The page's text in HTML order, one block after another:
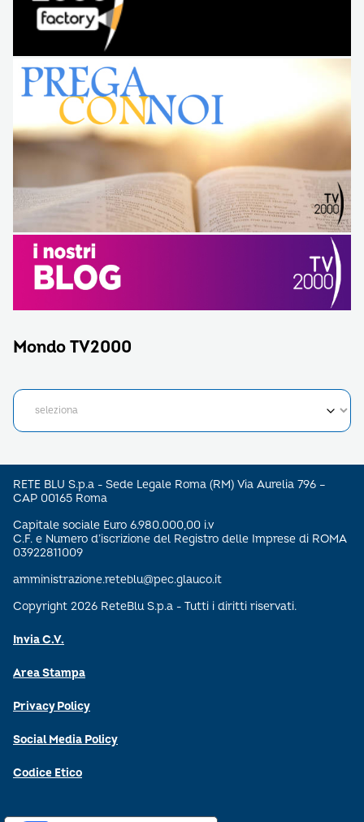
Mondo TV2000
RETE BLU S.p.a - Sede Legale Roma (RM) Via Aurelia 796 –
CAP 00165 Roma
Capitale sociale Euro 6.980.000,00 i.v
C.F. e Numero d’iscrizione del Registro delle Imprese di ROMA
03922811009
amministrazione.reteblu@pec.glauco.it
Copyright 2026 ReteBlu S.p.a - Tutti i diritti riservati.
Invia C.V.
Area Stampa
Privacy Policy
Social Media Policy
Codice Etico